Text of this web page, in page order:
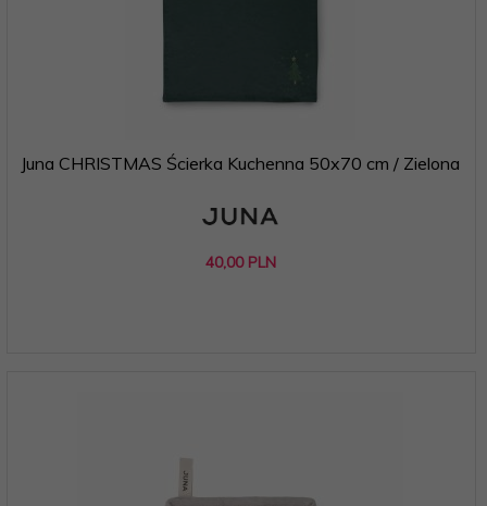
Juna CHRISTMAS Ścierka Kuchenna 50x70 cm / Zielona
40,00 PLN